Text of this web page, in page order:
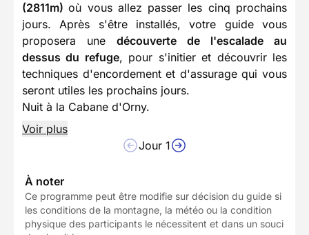
(2811m)où vous allez passer les cinq prochains
jours. Après s'être installés, votre guide vous
proposera une découverte de l'escalade au
dessus du refuge, pour s'initier et découvrir les
techniques d'encordement et d'assurage qui vous
seront utiles les prochains jours.
Nuit à la Cabane d'Orny.
Voir plus
Jour 1
À noter
Ce programme peut être modifie sur décision du guide si
les conditions de la montagne, la météo ou la condition
physique des participants le nécessitent et dans un souci